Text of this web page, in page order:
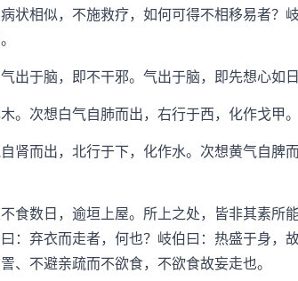
相似，不施救疗，如何可得不相移易者？
于脑，即不干邪。气出于脑，即先想心如日
次想白气自肺而出，右行于西，化作戈甲。
而出，北行于下，化作水。次想黄气自脾
数日，逾垣上屋。所上之处，皆非其素所能
：弃衣而走者，何也？岐伯曰：热盛于身，
、不避亲疏而不欲食，不欲食故妄走也。